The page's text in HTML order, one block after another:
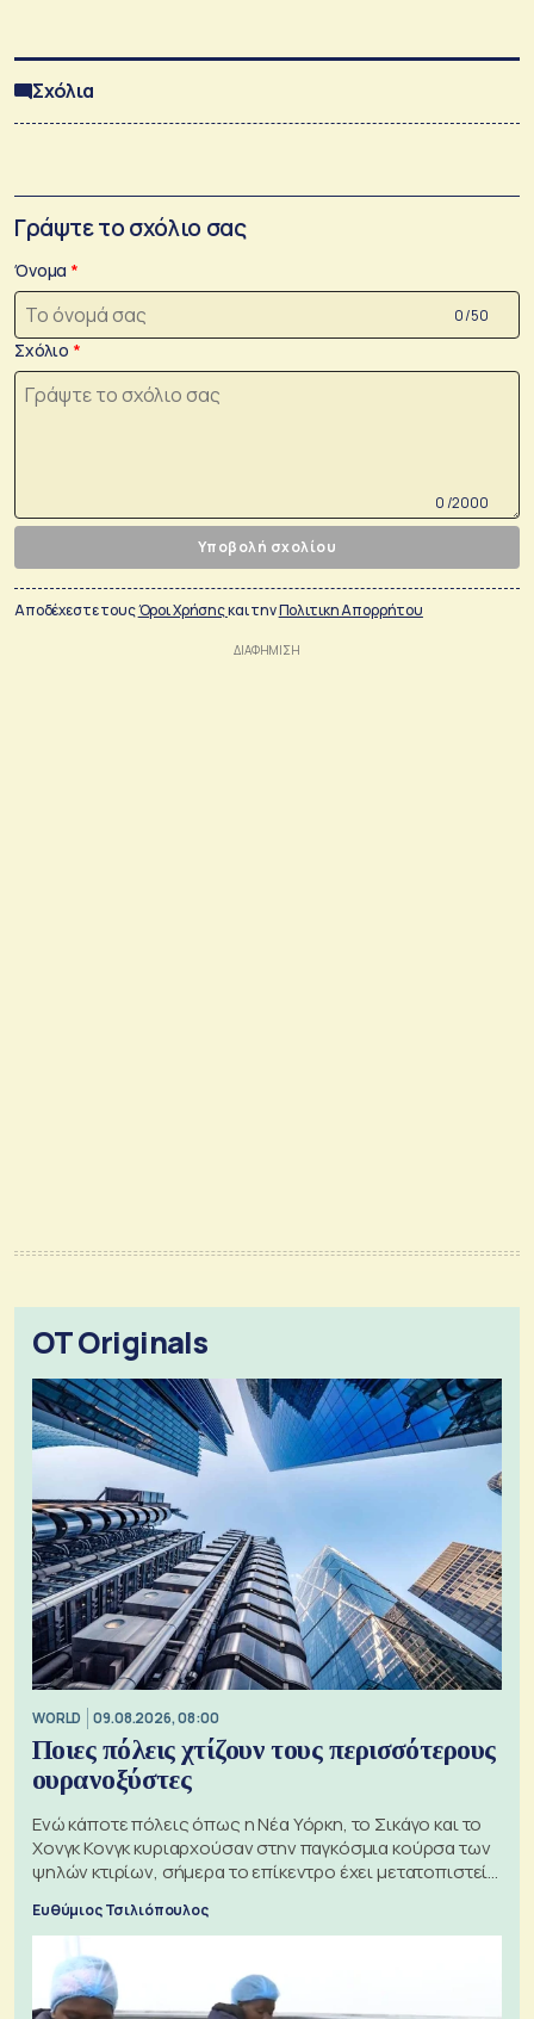
Σχόλια
Γράψτε το σχόλιο σας
Όνομα
0 /50
Σχόλιο
0 /2000
Υποβολή σχολίου
Αποδέχεστε τουςΌροι Χρήσηςκαι τηνΠολιτικη Απορρήτου
OT Originals
WORLD 09.08.2026, 08:00
Ποιες πόλεις χτίζουν τους περισσότερους
ουρανοξύστες
Ενώ κάποτε πόλεις όπως η Νέα Υόρκη, το Σικάγο και το
Χονγκ Κονγκ κυριαρχούσαν στην παγκόσμια κούρσα των
ψηλών κτιρίων, σήμερα το επίκεντρο έχει μετατοπιστεί
Ευθύμιος Τσιλιόπουλος